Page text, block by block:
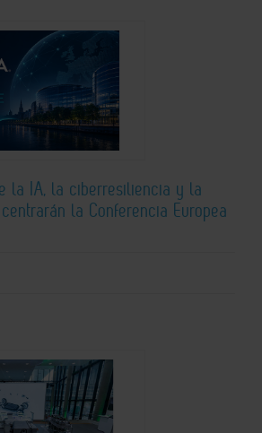
la IA, la ciberresiliencia y la
la Conferencia Europea